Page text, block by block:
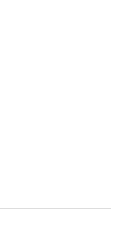
示。
其他多种维
。
当八号烈
服务时间
作最后确
前透过电